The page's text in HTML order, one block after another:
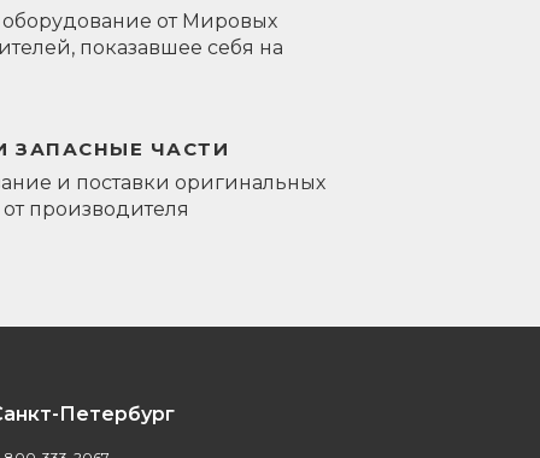
оборудование от Мировых
показавшее себя на
ЗАПАСНЫЕ ЧАСТИ
и поставки оригинальных
от производителя
Петербург